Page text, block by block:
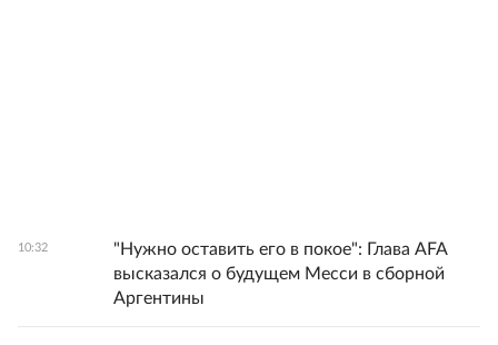
10:32
"Нужно оставить его в покое": Глава AFA
высказался о будущем Месси в сборной
Аргентины